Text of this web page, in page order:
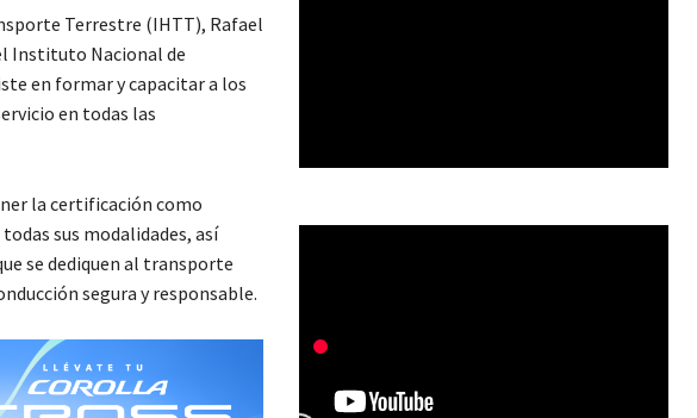
Terrestre (IHTT), Rafael
Instituto Nacional de
en formar y capacitar a los
en todas las
la certificación como
sus modalidades, así
se dediquen al transporte
segura y responsable.